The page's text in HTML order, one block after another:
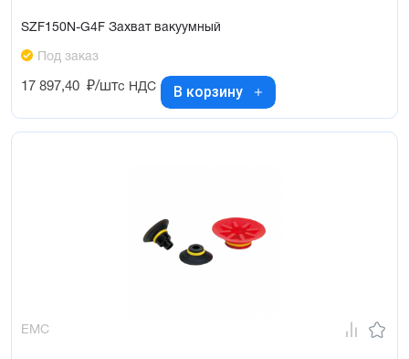
SZF150N-G4F Захват вакуумный
Под заказ
17 897,40 ₽/штс НДС В корзину
EMC